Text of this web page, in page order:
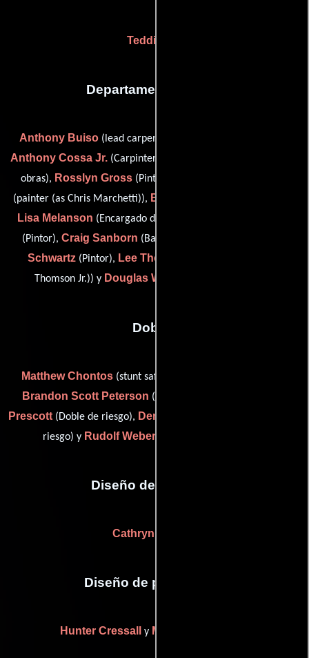
Teddi Rice
Departamento de arte
Anthony Buiso (lead carpenter (as Anthony 'Tiny' Biuso)),
Anthony Cossa Jr.(Carpintero),
obras), Rosslyn Gross (Pintor),
(painter (as Chris Marchetti)), Bruce McCarthy
Lisa Melanson (Encargado de vestuario),
(Pintor), Craig Sanborn (Banda de oscilación),
Schwartz (Pintor), Lee Thomson
Thomson Jr.)) y Douglas Wick
Dobles
Matthew Chontos (stunt safety (as Matthew J. Chontos)),
Brandon Scott Peterson (Seguridad de dobles),
Prescott(Doble de riesgo), Denise Lynne Roberts
riesgo) y Rudolf Weber
Diseño de vestuario
Cathryn Wagner
Diseño de producción
Hunter Cressall y Mary E. Gullickson